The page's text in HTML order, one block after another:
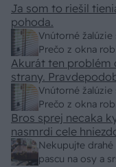
Vnútorné
Prečo z okna
Ja som to riešil
pohoda.
Vnútorné
Prečo z okna
Akurát ten problém
strany.
tienenia na spôsob
predajcovia idú
Nekupujte
pascu na osy a
Bros sprej necaka
nasmrdi cele
pasca naucinke